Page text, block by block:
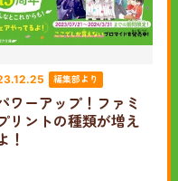
編集部より
ワーアップ！ファミ
リントの種類が増え
！